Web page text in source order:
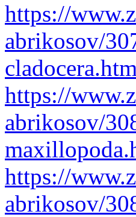
https://
abrikosov/
https://
abrikosov/
https://
abrikosov/